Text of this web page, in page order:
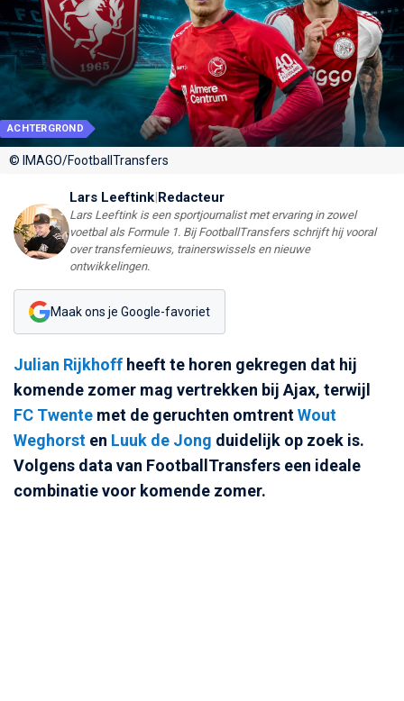
ACHTERGROND
© IMAGO/FootballTransfers
Lars Leeftink|Redacteur
Lars Leeftink is een sportjournalist met ervaring in zowel
voetbal als Formule 1. Bij FootballTransfers schrijft hij vooral
over transfernieuws, trainerswissels en nieuwe
ontwikkelingen.
Maak ons je Google-favoriet
Julian Rijkhoff heeft te horen gekregen dat hij
komende zomer mag vertrekken bij Ajax, terwijl
FC Twente met de geruchten omtrentWout
Weghorst en Luuk de Jong duidelijk op zoek is.
Volgens data van FootballTransfers een ideale
combinatie voor komende zomer.